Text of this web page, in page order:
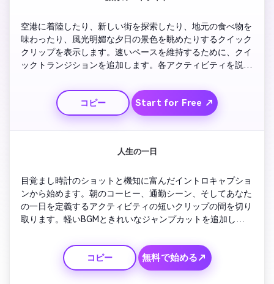
空港に着陸したり、新しい街を探索したり、地元の食べ物を
味わったり、風光明媚な夕日の景色を眺めたりするクイック
クリップを表示します。速いペースを維持するために、クイ
ックトランジションを追加します。各アクティビティを説明
わせた明るいBGMと組み合わせて。街のスカイラインが薄れ
ていく中、カメラに向かって微笑んでいるあなたのループシ
ョットで締めくくります。
コピー Start for Free ↗
人生の一日
目覚まし時計のショットと機知に富んだイントロキャプショ
ンから始めます。朝のコーヒー、通勤シーン、そしてあなた
の一日を定義するアクティビティの短いクリップの間を切り
取ります。軽いBGMときれいなジャンプカットを追加して、
の瞬間を示して、共感できるようにしましょう。リフレクシ
ョンラインや面白いアウトテイクで仕上げます。
コピー 無料で始める↗